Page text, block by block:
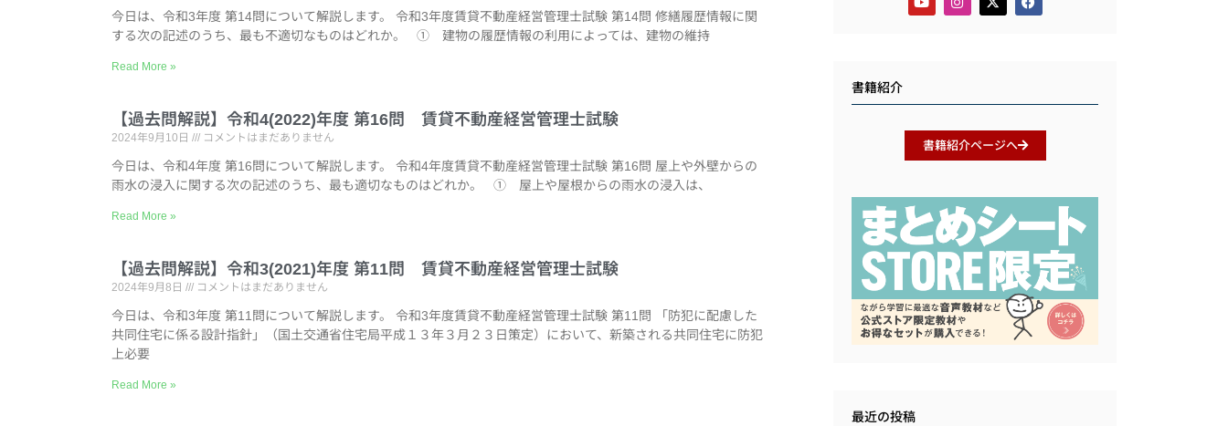
今日は、令和3年度 第14問について解説します。 令和3年度賃貸不動産経営管理士試験 第14問 修繕履歴情報に関
する次の記述のうち、最も不適切なものはどれか。 ① 建物の履歴情報の利用によっては、建物の維持
Read More »
【過去問解説】令和4(2022)年度 第16問 賃貸不動産経営管理士試験
2024年9月10日 コメントはまだありません
今日は、令和4年度 第16問について解説します。 令和4年度賃貸不動産経営管理士試験 第16問 屋上や外壁からの
雨水の浸入に関する次の記述のうち、最も適切なものはどれか。 ① 屋上や屋根からの雨水の浸入は、
Read More »
【過去問解説】令和3(2021)年度 第11問 賃貸不動産経営管理士試験
2024年9月8日 コメントはまだありません
今日は、令和3年度 第11問について解説します。 令和3年度賃貸不動産経営管理士試験 第11問 「防犯に配慮した
共同住宅に係る設計指針」（国土交通省住宅局平成１３年３月２３日策定）において、新築される共同住宅に防犯
上必要
Read More »
書籍紹介
書籍紹介ページへ
最近の投稿